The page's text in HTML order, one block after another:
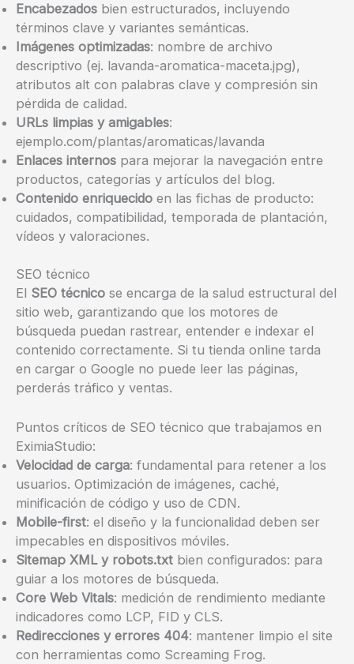
Encabezados bien estructurados, incluyendo
términos clave y variantes semánticas.
Imágenes optimizadas: nombre de archivo
descriptivo (ej. lavanda-aromatica-maceta.jpg),
atributos alt con palabras clave y compresión sin
pérdida de calidad.
URLs limpias y amigables:
ejemplo.com/plantas/aromaticas/lavanda
Enlaces internos para mejorar la navegación entre
productos, categorías y artículos del blog.
Contenido enriquecido en las fichas de producto:
cuidados, compatibilidad, temporada de plantación,
vídeos y valoraciones.
SEO técnico
El SEO técnico se encarga de la salud estructural del
sitio web, garantizando que los motores de
búsqueda puedan rastrear, entender e indexar el
contenido correctamente. Si tu tienda online tarda
en cargar o Google no puede leer las páginas,
perderás tráfico y ventas.
Puntos críticos de SEO técnico que trabajamos en
EximiaStudio:
Velocidad de carga: fundamental para retener a los
usuarios. Optimización de imágenes, caché,
minificación de código y uso de CDN.
Mobile-first: el diseño y la funcionalidad deben ser
impecables en dispositivos móviles.
Sitemap XML y robots.txt bien configurados: para
guiar a los motores de búsqueda.
Core Web Vitals: medición de rendimiento mediante
indicadores como LCP, FID y CLS.
Redirecciones y errores 404: mantener limpio el site
con herramientas como Screaming Frog.